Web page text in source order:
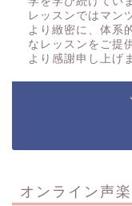
レッスンではマン
より緻密に、体系
なレッスンをご提
より感謝申し上げ
オンライン声